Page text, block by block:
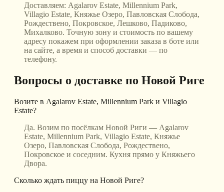
Доставляем: Agalarov Estate, Millennium Park,
Villagio Estate, Княжье Озеро, Павловская Слобода,
Рождествено, Покровское, Лешково, Падиково,
Михалково. Точную зону и стоимость по вашему
адресу покажем при оформлении заказа в боте или
на сайте, а время и способ доставки — по
телефону.
Вопросы о доставке по Новой Риге
Возите в Agalarov Estate, Millennium Park и Villagio
Estate?
Да. Возим по посёлкам Новой Риги — Agalarov
Estate, Millennium Park, Villagio Estate, Княжье
Озеро, Павловская Слобода, Рождествено,
Покровское и соседним. Кухня прямо у Княжьего
Двора.
Сколько ждать пиццу на Новой Риге?